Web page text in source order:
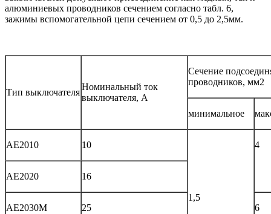
алюминиевых проводников сечением согласно табл. 6,
зажимы вспомогательной цепи сечением от 0,5 до 2,5мм.
Тип выключателя
Номинальный ток
выключателя, А
Сечение
проводников, мм2
минимальное
АЕ2010 10
1,5
4
АЕ2020 16
АЕ2030М 25 6